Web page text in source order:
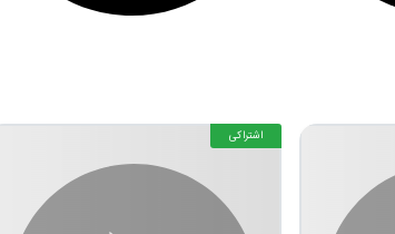
اشتراکی